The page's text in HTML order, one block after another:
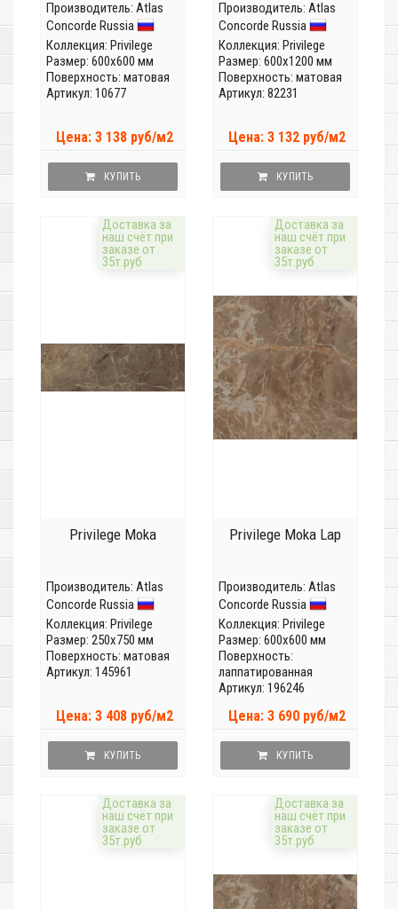
Производитель: Atlas
Concorde Russia
Коллекция: Privilege
Размер: 600x600 мм
Поверхность: матовая
Артикул: 10677
Цена: 3 138 руб/м2
КУПИТЬ
Производитель: Atlas
Concorde Russia
Коллекция: Privilege
Размер: 600x1200 мм
Поверхность: матовая
Артикул: 82231
Цена: 3 132 руб/м2
КУПИТЬ
Доставка за
наш счёт при
заказе от
35т.руб
Privilege Moka
Производитель: Atlas
Concorde Russia
Коллекция: Privilege
Размер: 250x750 мм
Поверхность: матовая
Артикул: 145961
Цена: 3 408 руб/м2
КУПИТЬ
Доставка за
наш счёт при
заказе от
35т.руб
Privilege Moka Lap
Производитель: Atlas
Concorde Russia
Коллекция: Privilege
Размер: 600x600 мм
Поверхность:
лаппатированная
Артикул: 196246
Цена: 3 690 руб/м2
КУПИТЬ
Доставка за
наш счёт при
заказе от
35т.руб
Доставка за
наш счёт при
заказе от
35т.руб